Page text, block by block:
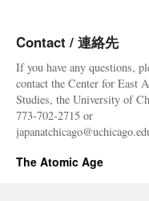
Contact / 連絡先
If you have any questions,
contact the Center for East
Studies, the University of
773-702-2715 or
The Atomic Age